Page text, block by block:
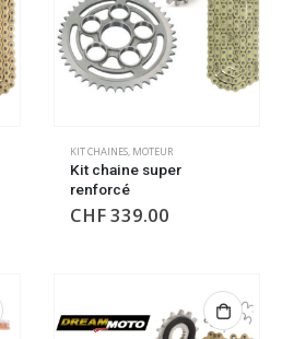
KIT CHAINES, MOTEUR
Kit chaine super
renforcé
CHF339.00